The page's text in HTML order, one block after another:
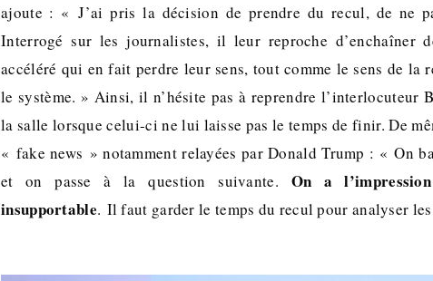
ajoute : « J’ai pris la décision de prendre du recul, de ne
Interrogé sur les journalistes, il leur reproche d’enchaîner
accéléré qui en fait perdre leur sens, tout comme le sens de la
le système. » Ainsi, il n’hésite pas à reprendre l’interlocuteur
la salle lorsque celui-ci ne lui laisse pas le temps de finir. De
« fake news » notamment relayées par Donald Trump : « On
et on passe à la question suivante. On a
insupportable. Il faut garder le temps du recul pour analyser